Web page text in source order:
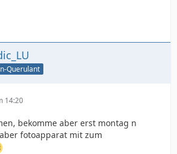
Querulant
14:20
bekomme aber erst montag n
fotoapparat mit zum